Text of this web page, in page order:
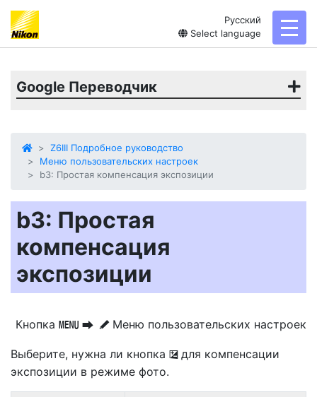
Русский
Select language
Google Переводчик
Z6III Подробное руководство
Меню пользовательских настроек
b3: Простая компенсация экспозиции
b3: Простая
компенсация
экспозиции
Кнопка G U A Меню пользовательских настроек
Выберите, нужна ли кнопка E для компенсации
экспозиции в режиме фото.